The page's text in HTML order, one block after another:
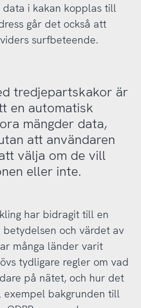
i kakan kopplas till
går det också att
surfbeteende.
tredjepartskakor är
en automatisk
mängder data,
att användaren
välja om de vill
eller inte.
har bidragit till en
och värdet av
många länder varit
tydligare regler om vad
på nätet, och hur det
bakgrunden till